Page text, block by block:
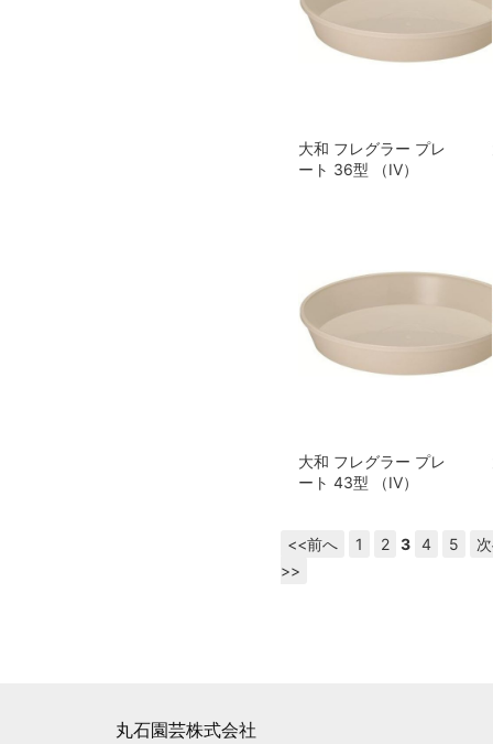
大和 フレグラー プレ
ート 36型 （IV）
大和 フレグラー プレ
ート 43型 （IV）
<<前へ 1 2 3 4 5
>>
丸石園芸株式会社